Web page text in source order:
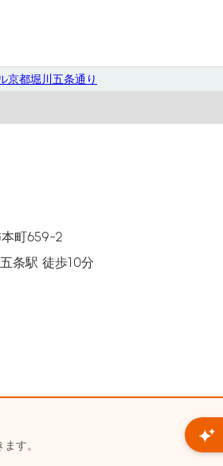
京都堀川五条通り
町659-2
五条駅 徒歩10分
す。